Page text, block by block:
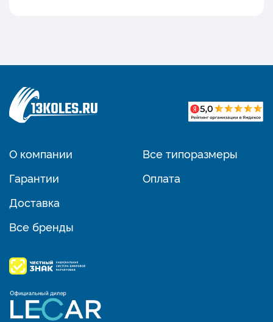
О компании
Гарантии
Доставка
Все бренды
Все типоразмеры
Оплата